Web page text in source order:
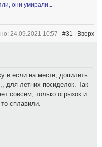
они умирали...
24.09.2021 10:57 | #31 Вверх
и если на месте, допилить
для летних посиделок. Так
совсем, только огрызок и
сплавили.